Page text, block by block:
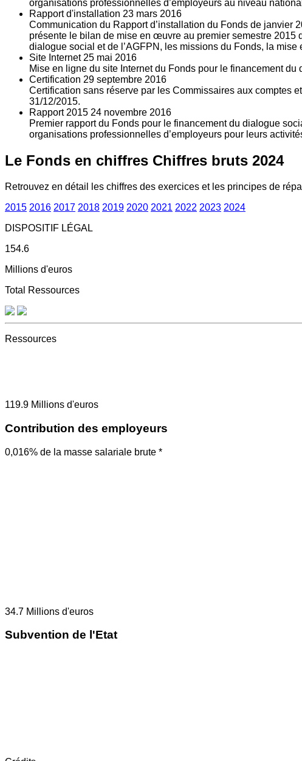
organisations professionnelles d’employeurs au niveau
Rapport d'installation 23 mars 2016
Communication du Rapport d’installation du Fonds de janvier
présente le bilan de mise en œuvre au premier semestre
dialogue social et de l’AGFPN, les missions du Fonds, la
Site Internet 25 mai 2016
Mise en ligne du site Internet du Fonds pour le financement du
Certification 29 septembre 2016
Certification sans réserve par les Commissaires aux comptes
31/12/2015.
Rapport 2015 24 novembre 2016
Premier rapport du Fonds pour le financement du dialogue
organisations professionnelles d’employeurs pour leurs
Le Fonds en chiffres Chiffres bruts 2024
Retrouvez en détail les chiffres des exercices et les principes de
2015 2016 2017 2018 2019 2020 2021 2022 2023 2024
DISPOSITIF LÉGAL
154.6
Millions d'euros
Total Ressources
Ressources
119.9 Millions d'euros
Contribution des employeurs
0,016% de la masse salariale brute *
34.7 Millions d'euros
Subvention de l'Etat